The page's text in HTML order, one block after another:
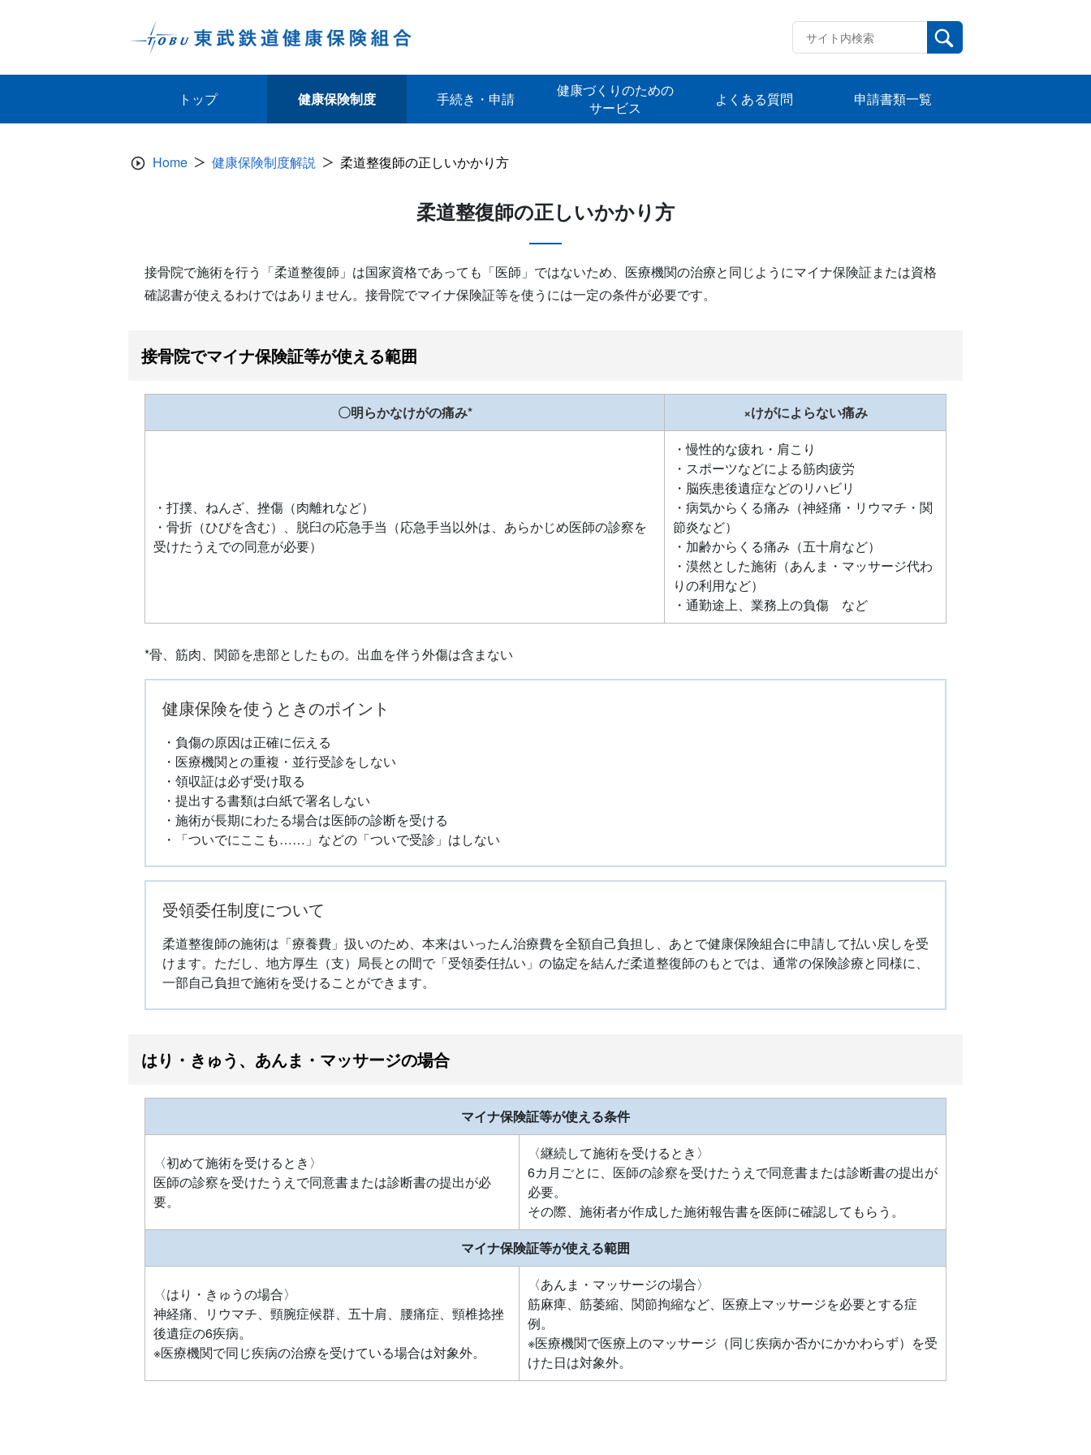
トップ 健康保険制度 手続き・申請
健康づくりのための
サービス
よくある質問 申請書類一覧
Home 健康保険制度解説 柔道整復師の正しいかかり方
柔道整復師の正しいかかり方
接骨院で施術を行う「柔道整復師」は国家資格であっても「医師」ではないため、医療機関の治療と同じようにマイナ保険証または資格
確認書が使えるわけではありません。接骨院でマイナ保険証等を使うには一定の条件が必要です。
接骨院でマイナ保険証等が使える範囲
〇明らかなけがの痛み* ×けがによらない痛み
・打撲、ねんざ、挫傷（肉離れなど）
・骨折（ひびを含む）、脱臼の応急手当（応急手当以外は、あらかじめ医師の診察を
受けたうえでの同意が必要）
・慢性的な疲れ・肩こり
・スポーツなどによる筋肉疲労
・脳疾患後遺症などのリハビリ
・病気からくる痛み（神経痛・リウマチ・関
節炎など）
・加齢からくる痛み（五十肩など）
・漠然とした施術（あんま・マッサージ代わ
りの利用など）
・通勤途上、業務上の負傷 など
*骨、筋肉、関節を患部としたもの。出血を伴う外傷は含まない
健康保険を使うときのポイント
・負傷の原因は正確に伝える
・医療機関との重複・並行受診をしない
・領収証は必ず受け取る
・提出する書類は白紙で署名しない
・施術が長期にわたる場合は医師の診断を受ける
・「ついでにここも……」などの「ついで受診」はしない
受領委任制度について
柔道整復師の施術は「療養費」扱いのため、本来はいったん治療費を全額自己負担し、あとで健康保険組合に申請して払い戻しを受
けます。ただし、地方厚生（支）局長との間で「受領委任払い」の協定を結んだ柔道整復師のもとでは、通常の保険診療と同様に、
一部自己負担で施術を受けることができます。
はり・きゅう、あんま・マッサージの場合
マイナ保険証等が使える条件
〈初めて施術を受けるとき〉
医師の診察を受けたうえで同意書または診断書の提出が必
要。
〈継続して施術を受けるとき〉
6カ月ごとに、医師の診察を受けたうえで同意書または診断書の提出が
必要。
その際、施術者が作成した施術報告書を医師に確認してもらう。
マイナ保険証等が使える範囲
〈はり・きゅうの場合〉
神経痛、リウマチ、頸腕症候群、五十肩、腰痛症、頸椎捻挫
後遺症の6疾病。
※医療機関で同じ疾病の治療を受けている場合は対象外。
〈あんま・マッサージの場合〉
筋麻痺、筋萎縮、関節拘縮など、医療上マッサージを必要とする症
例。
※医療機関で医療上のマッサージ（同じ疾病か否かにかかわらず）を受
けた日は対象外。